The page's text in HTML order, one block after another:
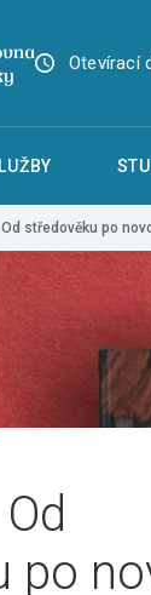
Otevírací
středověku po
po